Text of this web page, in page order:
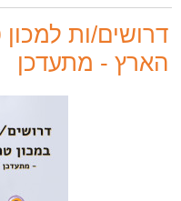
דרושים/ות
הארץ - מתעדכן